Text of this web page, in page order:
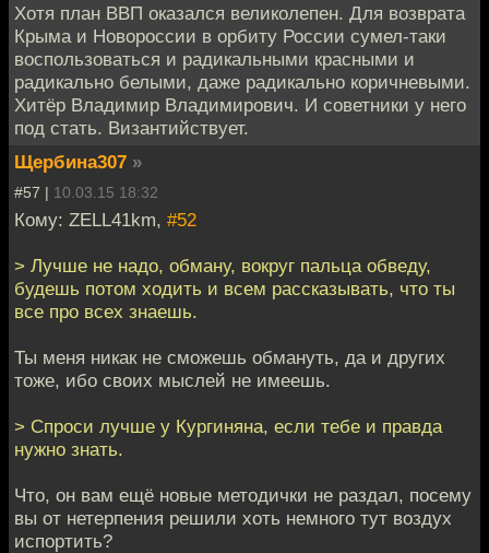
Хотя план ВВП оказался великолепен. Для возврата
Крыма и Новороссии в орбиту России сумел-таки
воспользоваться и радикальными красными и
радикально белыми, даже радикально коричневыми.
Хитёр Владимир Владимирович. И советники у него
под стать. Византийствует.
Щербина307 »
#57 | 10.03.15 18:32
Кому: ZELL41km, #52
> Лучше не надо, обману, вокруг пальца обведу,
будешь потом ходить и всем рассказывать, что ты
все про всех знаешь.
Ты меня никак не сможешь обмануть, да и других
тоже, ибо своих мыслей не имеешь.
> Спроси лучше у Кургиняна, если тебе и правда
нужно знать.
Что, он вам ещё новые методички не раздал, посему
вы от нетерпения решили хоть немного тут воздух
испортить?